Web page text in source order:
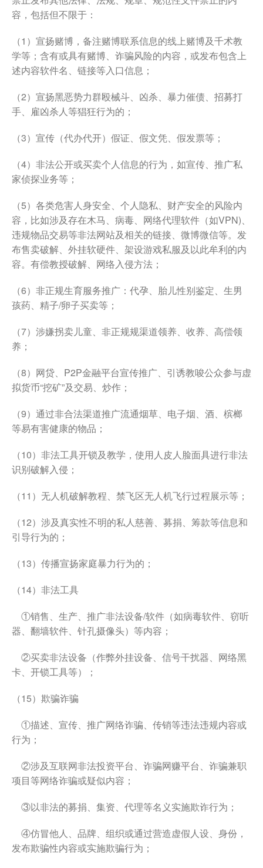
容，包括但不限于：
（1）宣扬赌博，备注赌博联系信息的线上赌博及千术教
学等；含有或具有赌博、诈骗风险的内容，或发布包含上
述内容软件名、链接等入口信息；
（2）宣扬黑恶势力群殴械斗、凶杀、暴力催债、招募打
手、雇凶杀人等猖狂行为的；
（3）宣传（代办代开）假证、假文凭、假发票等；
（4）非法公开或买卖个人信息的行为，如宣传、推广私
家侦探业务等；
（5）各类危害人身安全、个人隐私、财产安全的风险内
容，比如涉及存在木马、病毒、网络代理软件（如VPN)、
违规物品交易等非法网站及相关的链接、微博微信等。发
布售卖破解、外挂软硬件、架设游戏私服及以此牟利的内
容。有偿教授破解、网络入侵方法；
（6）非正规生育服务推广：代孕、胎儿性别鉴定、生男
孩药、精子/卵子买卖等；
（7）涉嫌拐卖儿童、非正规规渠道领养、收养、高偿领
养；
（8）网贷、P2P金融平台宣传推广、引诱教唆公众参与虚
拟货币“挖矿”及交易、炒作；
（9）通过非合法渠道推广流通烟草、电子烟、酒、槟榔
等易有害健康的物品；
（10）非法工具开锁及教学，使用人皮人脸面具进行非法
识别破解入侵；
（11）无人机破解教程、禁飞区无人机飞行过程展示等；
（12）涉及真实性不明的私人慈善、募捐、筹款等信息和
引导行为的；
（13）传播宣扬家庭暴力行为的；
（14）非法工具
①销售、生产、推广非法设备/软件（如病毒软件、窃听
器、翻墙软件、针孔摄像头）等内容；
②买卖非法设备（作弊外挂设备、信号干扰器、网络黑
卡、开锁工具等）；
（15）欺骗诈骗
①描述、宣传、推广网络诈骗、传销等违法违规内容或
行为；
②涉及互联网非法投资平台、诈骗网赚平台、诈骗兼职
项目等网络诈骗或疑似内容；
③以非法的募捐、集资、代理等名义实施欺诈行为；
④仿冒他人、品牌、组织或通过营造虚假人设、身份，
发布欺骗性内容或实施欺骗行为；